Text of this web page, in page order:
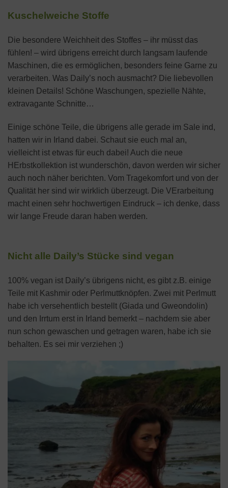
Kuschelweiche Stoffe
Die besondere Weichheit des Stoffes – ihr müsst das
fühlen! – wird übrigens erreicht durch langsam laufende
Maschinen, die es ermöglichen, besonders feine Garne zu
verarbeiten. Was Daily’s noch ausmacht? Die liebevollen
kleinen Details! Schöne Waschungen, spezielle Nähte,
extravagante Schnitte…
Einige schöne Teile, die übrigens alle gerade im Sale ind,
hatten wir in Irland dabei. Schaut sie euch mal an,
vielleicht ist etwas für euch dabei! Auch die neue
HErbstkollektion ist wunderschön, davon werden wir sicher
auch noch näher berichten. Vom Tragekomfort und von der
Qualität her sind wir wirklich überzeugt. Die VErarbeitung
macht einen sehr hochwertigen Eindruck – ich denke, dass
wir lange Freude daran haben werden.
Nicht alle Daily’s Stücke sind vegan
100% vegan ist Daily’s übrigens nicht, es gibt z.B. einige
Teile mit Kashmir oder Perlmuttknöpfen. Zwei mit Perlmutt
habe ich versehentlich bestellt (Giada und Gweondolin)
und den Irrtum erst in Irland bemerkt – nachdem sie aber
nun schon gewaschen und getragen waren, habe ich sie
behalten. Es sei mir verziehen ;)